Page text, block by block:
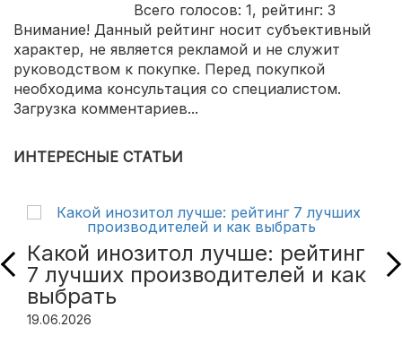
Всего голосов: 1, рейтинг: 3
Внимание! Данный рейтинг носит субъективный
характер, не является рекламой и не служит
руководством к покупке. Перед покупкой
необходима консультация со специалистом.
Загрузка комментариев...
ИНТЕРЕСНЫЕ СТАТЬИ
Какой инозитол лучше: рейтинг
7 лучших производителей и как
выбрать
19.06.2026